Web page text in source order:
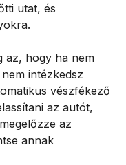
utat, és
az, hogy ha nem
intézkedsz
vészfékező
az autót,
az
annak